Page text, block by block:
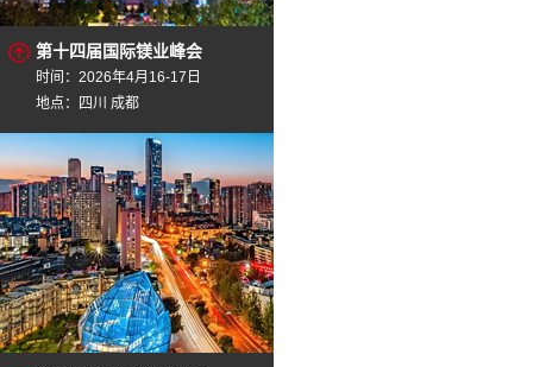
第十四届国际镁业峰会
时间：2026年4月16-17日
地点：四川 成都